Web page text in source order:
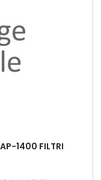
AP-1400 FILTRI